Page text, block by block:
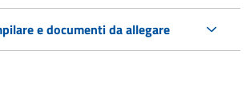
e documenti da allegare